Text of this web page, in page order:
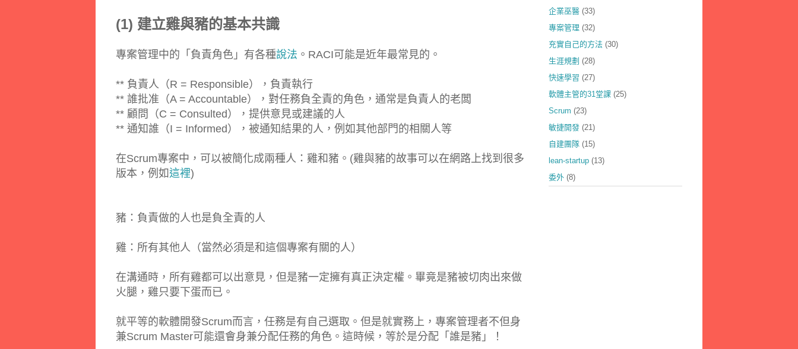
(1) 建立雞與豬的基本共識
專案管理中的「負責角色」有各種說法 。RACI可能是近年最常見的。
** 負責人（R = Responsible），負責執行
** 誰批准（A = Accountable），對任務負全責的角色，通常是負責人的老闆
** 顧問（C = Consulted），提供意見或建議的人
** 通知誰（I = Informed），被通知結果的人，例如其他部門的相關人等
在Scrum專案中，可以被簡化成兩種人：雞和豬。(雞與豬的故事可以在網路上找到很多
版本，例如這裡)
豬：負責做的人也是負全責的人
雞：所有其他人（當然必須是和這個專案有關的人）
在溝通時，所有雞都可以出意見，但是豬一定擁有真正決定權。畢竟是豬被切肉出來做
火腿，雞只要下蛋而已。
就平等的軟體開發Scrum而言，任務是有自己選取。但是就實務上，專案管理者不但身
兼Scrum Master可能還會身兼分配任務的角色。這時候，等於是分配「誰是豬」！
企業巫醫 (33)
專案管理 (32)
充實自己的方法 (30)
生涯規劃 (28)
快速學習 (27)
軟體主管的31堂課 (25)
Scrum (23)
敏捷開發 (21)
自建團隊 (15)
lean-startup (13)
委外 (8)